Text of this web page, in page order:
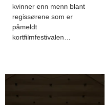
kvinner enn menn blant
regissørene som er
påmeldt
kortfilmfestivalen…